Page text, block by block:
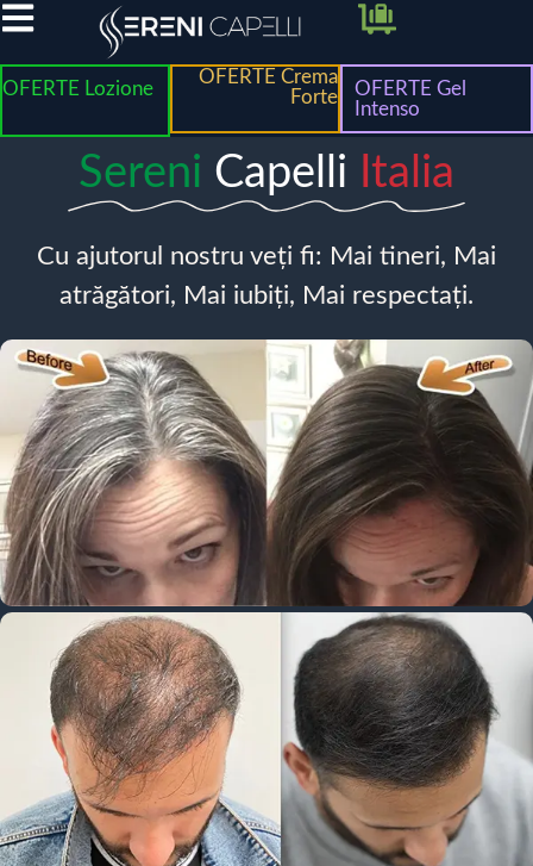
OFERTE Lozione
OFERTE Crema
Forte
OFERTE Gel
Intenso
Sereni Capelli Italia
Cu ajutorul nostru veți fi: Mai tineri, Mai
atrăgători, Mai iubiți, Mai respectați.